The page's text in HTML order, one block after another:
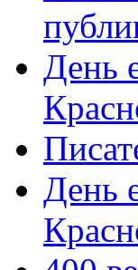
День
День